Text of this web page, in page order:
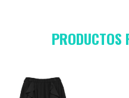
PRODUCTOS